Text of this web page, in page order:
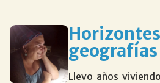
Horizontes y
geografías
Llevo años